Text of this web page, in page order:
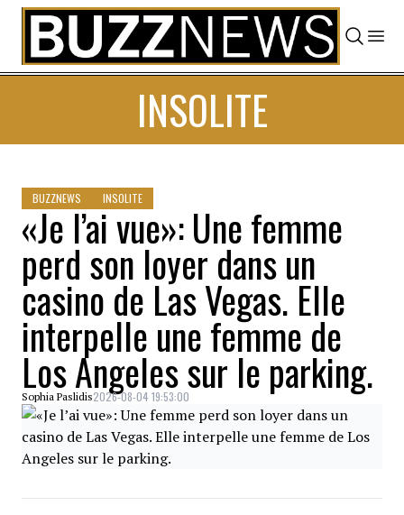
Skip to content
INSOLITE
BUZZNEWS INSOLITE
«Je l’ai vue»: Une femme
perd son loyer dans un
casino de Las Vegas. Elle
interpelle une femme de
Los Angeles sur le parking.
Sophia Paslidis2026-08-04 19:53:00